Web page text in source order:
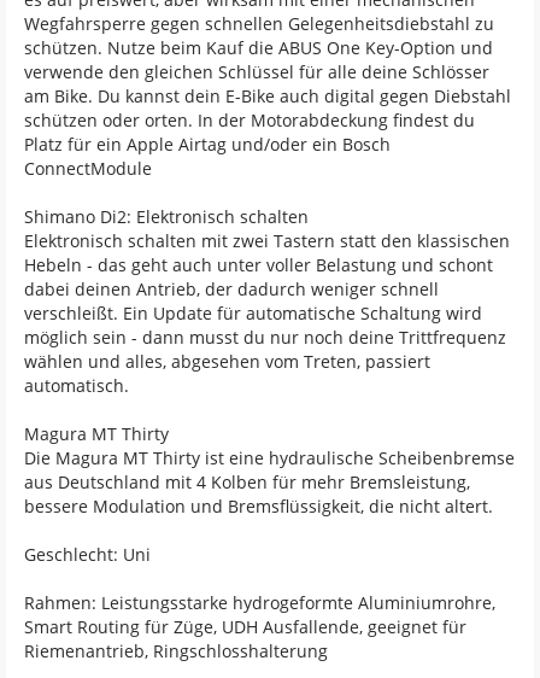
Wegfahrsperre gegen schnellen Gelegenheitsdiebstahl zu
schützen. Nutze beim Kauf die ABUS One Key-Option und
verwende den gleichen Schlüssel für alle deine Schlösser
am Bike. Du kannst dein E-Bike auch digital gegen Diebstahl
schützen oder orten. In der Motorabdeckung findest du
Platz für ein Apple Airtag und/oder ein Bosch
ConnectModule
Shimano Di2: Elektronisch schalten
Elektronisch schalten mit zwei Tastern statt den klassischen
Hebeln - das geht auch unter voller Belastung und schont
dabei deinen Antrieb, der dadurch weniger schnell
verschleißt. Ein Update für automatische Schaltung wird
möglich sein - dann musst du nur noch deine Trittfrequenz
wählen und alles, abgesehen vom Treten, passiert
automatisch.
Magura MT Thirty
Die Magura MT Thirty ist eine hydraulische Scheibenbremse
aus Deutschland mit 4 Kolben für mehr Bremsleistung,
bessere Modulation und Bremsflüssigkeit, die nicht altert.
Geschlecht: Uni
Rahmen: Leistungsstarke hydrogeformte Aluminiumrohre,
Smart Routing für Züge, UDH Ausfallende, geeignet für
Riemenantrieb, Ringschlosshalterung